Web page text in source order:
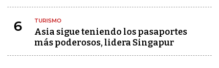
6 TURISMO
Asia sigue teniendo los pasaportes
más poderosos, lidera Singapur